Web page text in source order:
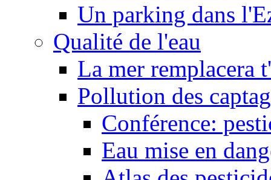
Un parking dans
Qualité de l'eau
La mer remplacera
Pollution des
Conférence:
Eau mise en